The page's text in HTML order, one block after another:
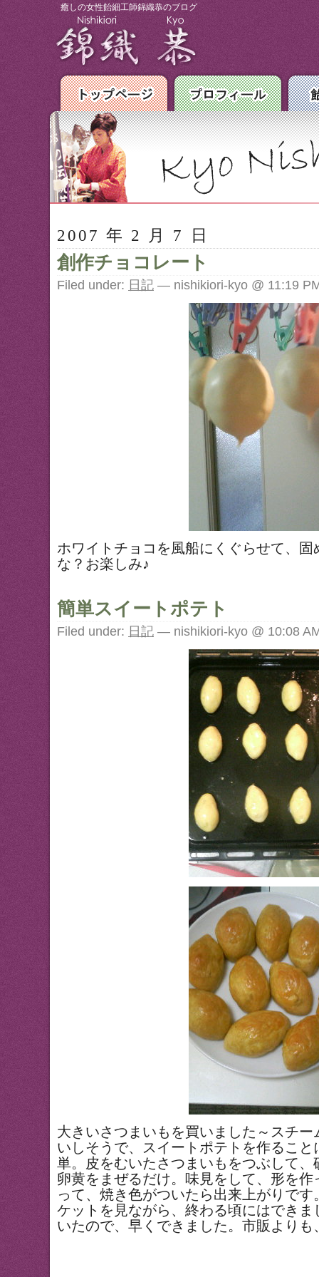
癒しの女性飴細工師錦織恭のブログ
2007 年 2 月 7 日
創作チョコレート
Filed under: 日記 — nishikiori-kyo @ 11:19
ホワイトチョコを風船にくぐらせて、
な？お楽しみ♪
簡単スイートポテト
Filed under: 日記 — nishikiori-kyo @ 10:08
大きいさつまいもを買いました～スチ
いしそうで、スイートポテトを作るこ
単。皮をむいたさつまいもをつぶして
卵黄をまぜるだけ。味見をして、形を
って、焼き色がついたら出来上がりで
ケットを見ながら、終わる頃にはでき
いたので、早くできました。市販より